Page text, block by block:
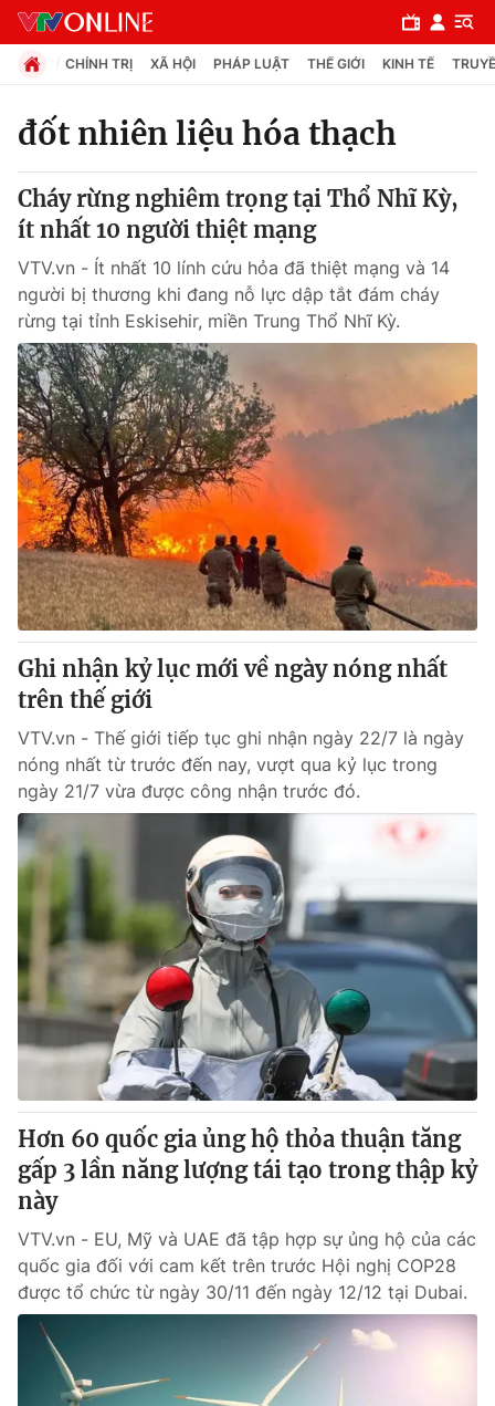
Chuyên mục
Chính trị
Xã hội
Pháp luật
Y tế
Thế giới
Tin tức
Thế giới đó đây
Câu chuyện quốc tế
Kinh tế
Tài chính
Thị trường
Góc doanh nghiệp
Dữ liệu và đời sống
Truyền hình
Hậu trường
Nhân vật
Khán giả
Giải sao mai
Giải trí
Điện ảnh
Âm nhạc
Sao
Đời sống
Du lịch
Làm đẹp
Chất lượng cuộc sống
Giáo dục
Tuyển sinh
Học trực tuyến
Công nghệ
Hitech Công nghệ tương lai
Sản phẩm
Thị trường
Tư vấn
Giao lưu trực tuyến
Lịch phát sóng
Chuyên mục khác
Emagazine Podcast
Photo Infographic
Video Shorts video
VTV Money VTV Thể thao
CHÍNH TRỊ XÃ HỘI PHÁP LUẬT THẾ GIỚI KINH TẾ
đốt nhiên liệu hóa thạch
Cháy rừng nghiêm trọng tại Thổ Nhĩ Kỳ,
ít nhất 10 người thiệt mạng
VTV.vn - Ít nhất 10 lính cứu hỏa đã thiệt mạng và 14
người bị thương khi đang nỗ lực dập tắt đám cháy
rừng tại tỉnh Eskisehir, miền Trung Thổ Nhĩ Kỳ.
Ghi nhận kỷ lục mới về ngày nóng nhất
trên thế giới
VTV.vn - Thế giới tiếp tục ghi nhận ngày 22/7 là ngày
nóng nhất từ trước đến nay, vượt qua kỷ lục trong
ngày 21/7 vừa được công nhận trước đó.
Hơn 60 quốc gia ủng hộ thỏa thuận tăng
gấp 3 lần năng lượng tái tạo trong thập kỷ
này
VTV.vn - EU, Mỹ và UAE đã tập hợp sự ủng hộ của các
quốc gia đối với cam kết trên trước Hội nghị COP28
được tổ chức từ ngày 30/11 đến ngày 12/12 tại Dubai.